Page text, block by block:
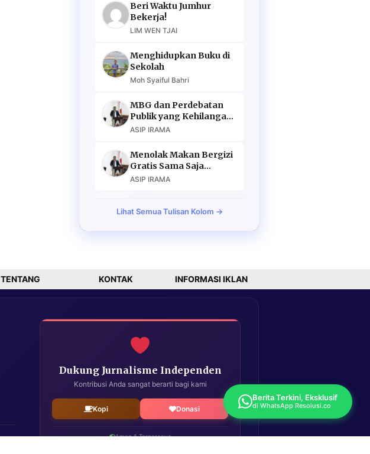
Beri Waktu Jumhur
Bekerja!
LIM WEN TJAI
Menghidupkan Buku di
Sekolah
Moh Syaiful Bahri
MBG dan Perdebatan
Publik yang Kehilangan
Argumen
ASIP IRAMA
Menolak Makan Bergizi
Gratis Sama Saja
Menolak Masa Depan
ASIP IRAMA
Lihat Semua Tulisan Kolom →
TENTANG KONTAK INFORMASI IKLAN
Dukung Jurnalisme Independen
Kontribusi Anda sangat berarti bagi kami
Kopi Donasi
Aman & Terpercaya
Berita Terkini, Eksklusif
di WhatsApp Resolusi.co